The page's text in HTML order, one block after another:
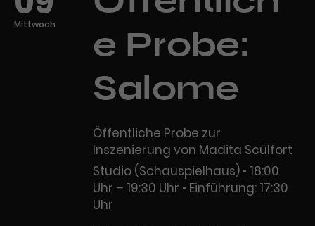
Mittwoch
e Probe:
Salome
Öffentliche Probe zur
Inszenierung von Madita Scülfort
Studio (Schauspielhaus)
18:00
Uhr – 19:30 Uhr
Einführung: 17:30
Uhr